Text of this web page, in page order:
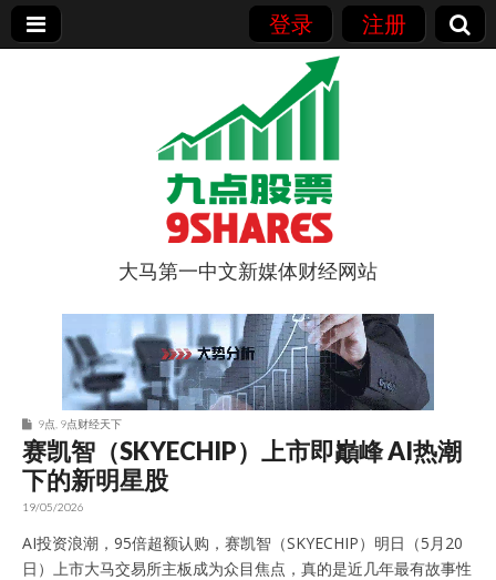
登录 注册
9点股票
大马第一中文新媒体财经网站
9点 9点财经天下
赛凯智（SKYECHIP）上市即巓峰 AI热潮
下的新明星股
19/05/2026
AI投资浪潮，95倍超额认购，赛凯智（SKYECHIP）明日（5月20
日）上市大马交易所主板成为众目焦点，真的是近几年最有故事性